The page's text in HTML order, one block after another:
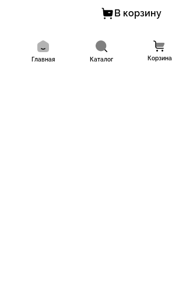
В корзину
Главная Каталог Корзина